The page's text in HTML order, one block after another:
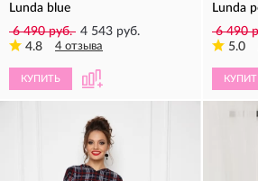
Lunda blue
6 490 руб. 4 543 руб.
4.8
4 отзыва
КУПИТЬ
Lunda
6 490
5.0